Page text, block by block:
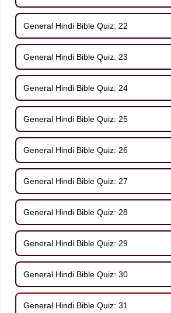
General Hindi Bible Quiz: 22
General Hindi Bible Quiz: 23
General Hindi Bible Quiz: 24
General Hindi Bible Quiz: 25
General Hindi Bible Quiz: 26
General Hindi Bible Quiz: 27
General Hindi Bible Quiz: 28
General Hindi Bible Quiz: 29
General Hindi Bible Quiz: 30
General Hindi Bible Quiz: 31